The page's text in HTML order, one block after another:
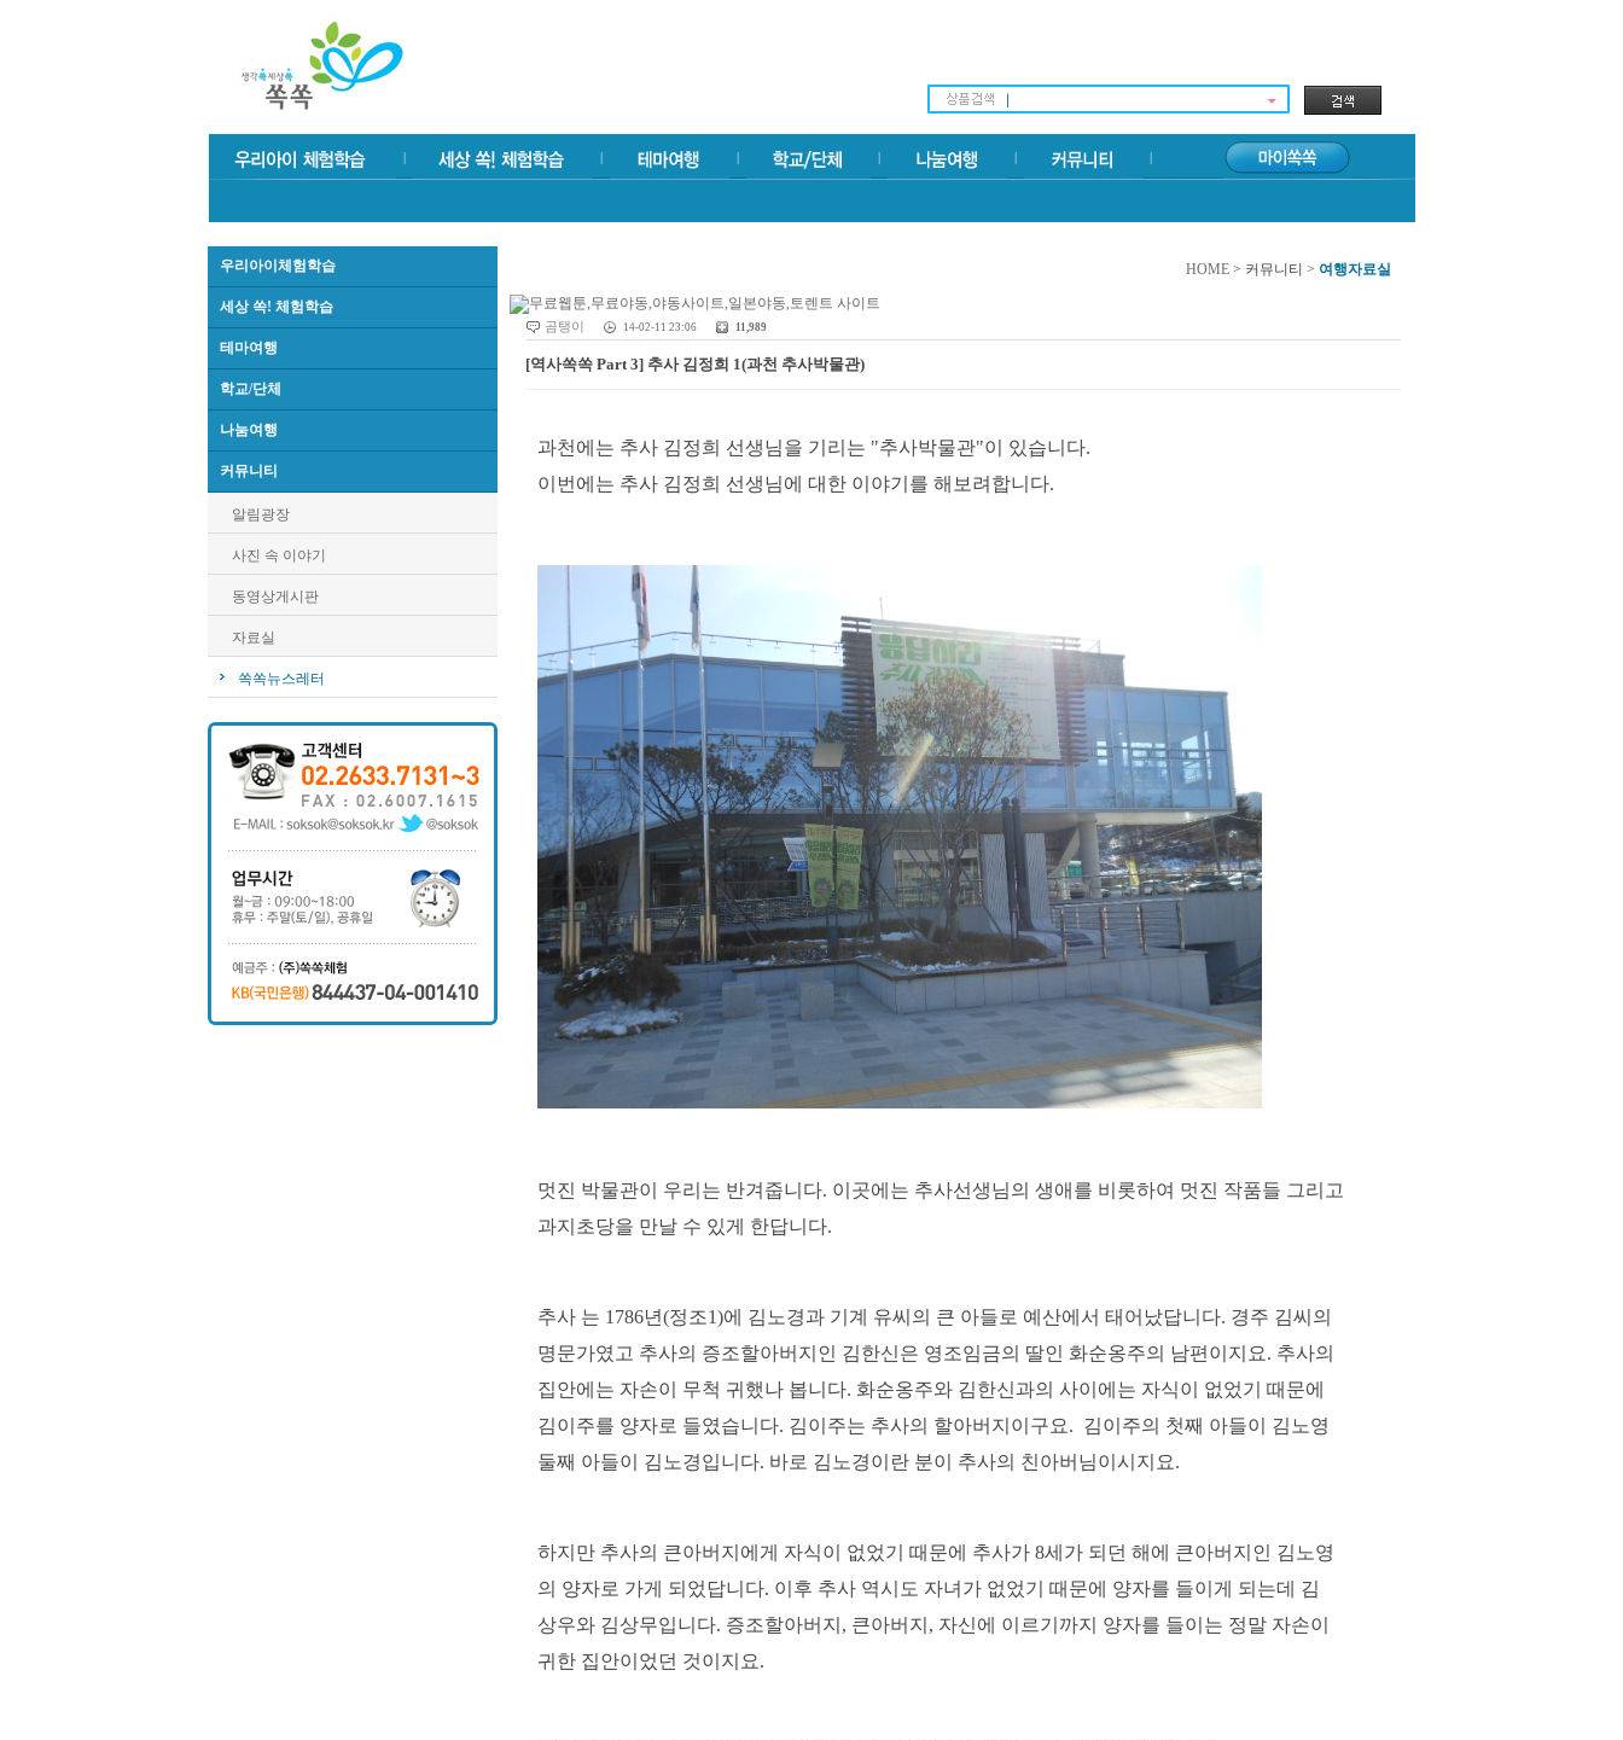
우리아이체험학습
세상 쏙! 체험학습
테마여행
학교/단체
나눔여행
커뮤니티
알림광장
사진 속 이야기
동영상게시판
자료실
쏙쏙뉴스레터
HOME > 커뮤니티 > 여행자료실
곰탱이 14-02-11 23:06 11,989
[역사쏙쏙 Part 3] 추사 김정희 1(과천 추사박물관)
과천에는 추사 김정희 선생님을 기리는 "추사박물관"이 있습니다.
이번에는 추사 김정희 선생님에 대한 이야기를 해보려합니다.
멋진 박물관이 우리는 반겨줍니다. 이곳에는 추사선생님의 생애를 비롯하여 멋진 작품들 그리고
과지초당을 만날 수 있게 한답니다.
추사 는 1786년(정조1)에 김노경과 기계 유씨의 큰 아들로 예산에서 태어났답니다. 경주 김씨의
명문가였고 추사의 증조할아버지인 김한신은 영조임금의 딸인 화순옹주의 남편이지요. 추사의
집안에는 자손이 무척 귀했나 봅니다. 화순옹주와 김한신과의 사이에는 자식이 없었기 때문에
김이주를 양자로 들였습니다. 김이주는 추사의 할아버지이구요. 김이주의 첫째 아들이 김노영
둘째 아들이 김노경입니다. 바로 김노경이란 분이 추사의 친아버님이시지요.
하지만 추사의 큰아버지에게 자식이 없었기 때문에 추사가 8세가 되던 해에 큰아버지인 김노영
의 양자로 가게 되었답니다. 이후 추사 역시도 자녀가 없었기 때문에 양자를 들이게 되는데 김
상우와 김상무입니다. 증조할아버지, 큰아버지, 자신에 이르기까지 양자를 들이는 정말 자손이
귀한 집안이었던 것이지요.